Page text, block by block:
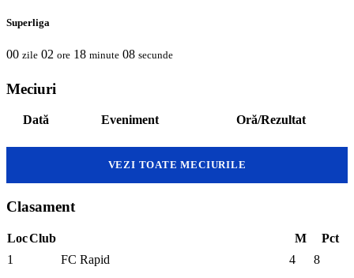
Superliga
00 zile 02 ore 18 minute 08 secunde
Meciuri
Dată Eveniment Oră/Rezultat
VEZI TOATE MECIURILE
Clasament
LocClub M
Pct
1
FC Rapid 4 8